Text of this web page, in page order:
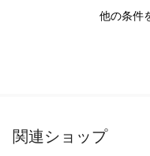
他の条件
関連ショップ